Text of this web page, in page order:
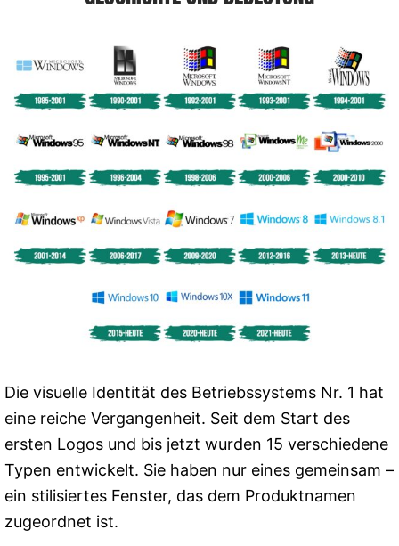
Die visuelle Identität des Betriebssystems Nr. 1 hat
eine reiche Vergangenheit. Seit dem Start des
ersten Logos und bis jetzt wurden 15 verschiedene
Typen entwickelt. Sie haben nur eines gemeinsam –
ein stilisiertes Fenster, das dem Produktnamen
zugeordnet ist.